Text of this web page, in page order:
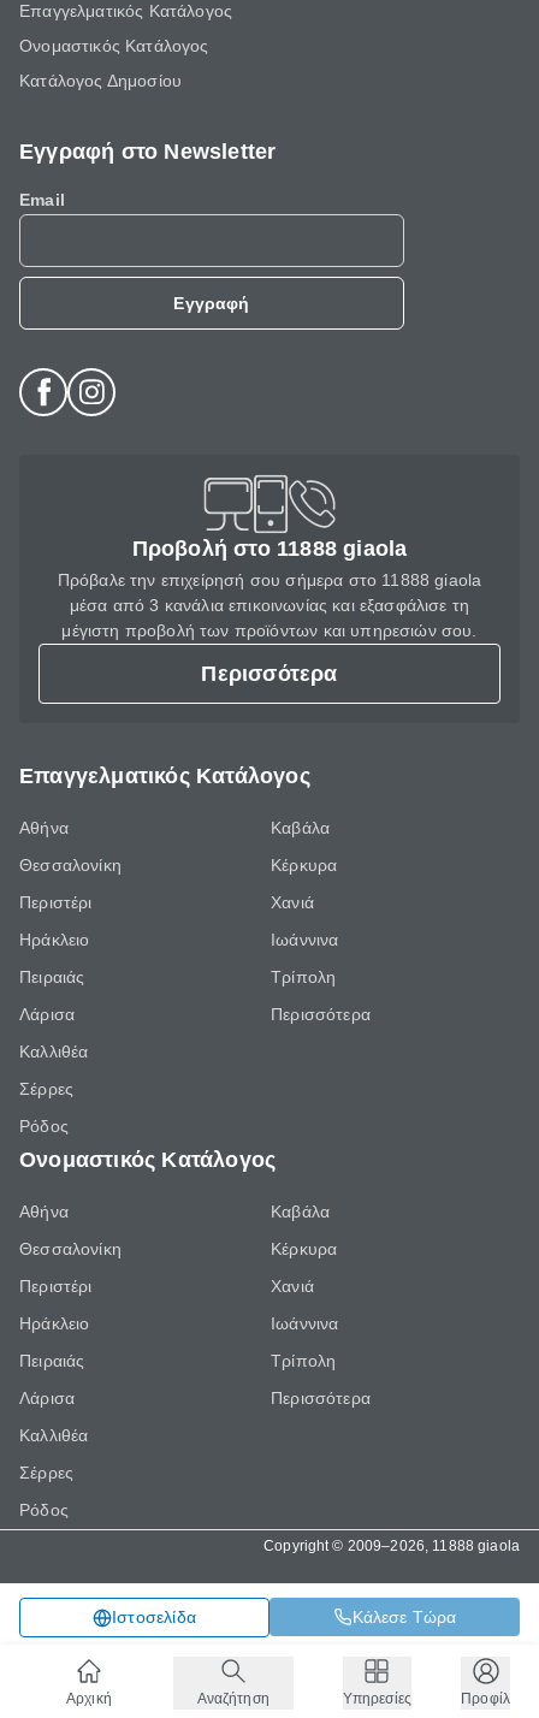
Ιστοσελίδα Κάλεσε Τώρα
Επαγγελματικός Κατάλογος
Ονομαστικός Κατάλογος
Κατάλογος Δημοσίου
Εγγραφή στο Newsletter
Email
Εγγραφή
Προβολή στο 11888 giaola
Πρόβαλε την επιχείρησή σου σήμερα στο 11888 giaola
μέσα από 3 κανάλια επικοινωνίας και εξασφάλισε τη
μέγιστη προβολή των προϊόντων και υπηρεσιών σου.
Περισσότερα
Επαγγελματικός Κατάλογος
Αθήνα
Θεσσαλονίκη
Περιστέρι
Ηράκλειο
Πειραιάς
Λάρισα
Καλλιθέα
Σέρρες
Ρόδος
Καβάλα
Κέρκυρα
Χανιά
Ιωάννινα
Τρίπολη
Περισσότερα
Ονομαστικός Κατάλογος
Αθήνα
Θεσσαλονίκη
Περιστέρι
Ηράκλειο
Πειραιάς
Λάρισα
Καλλιθέα
Σέρρες
Ρόδος
Καβάλα
Κέρκυρα
Χανιά
Ιωάννινα
Τρίπολη
Περισσότερα
Copyright © 2009–2026, 11888 giaola
Αρχική Αναζήτηση Υπηρεσίες Προφίλ